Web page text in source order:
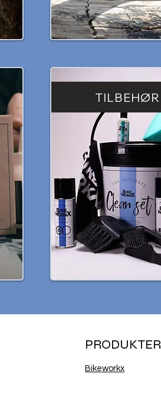
TILBEHØR
PRODUKTER
Bikeworkx